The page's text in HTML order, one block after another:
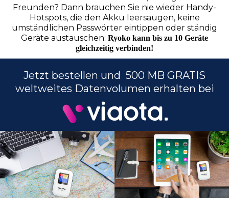
Freunden? Dann brauchen Sie nie wieder Handy-
Hotspots, die den Akku leersaugen, keine
umständlichen Passwörter eintippen oder ständig
Geräte austauschen: Ryoko kann bis zu 10 Geräte
gleichzeitig verbinden!
Jetzt bestellen und 500 MB GRATIS
weltweites Datenvolumen erhalten bei